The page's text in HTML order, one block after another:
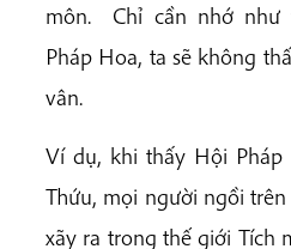
môn. Chỉ cần nhớ như
Pháp Hoa, ta sẽ không
vân.
Ví dụ, khi thấy Hội
Thứu, mọi người ngồi
xãy ra trong thế giới Tích